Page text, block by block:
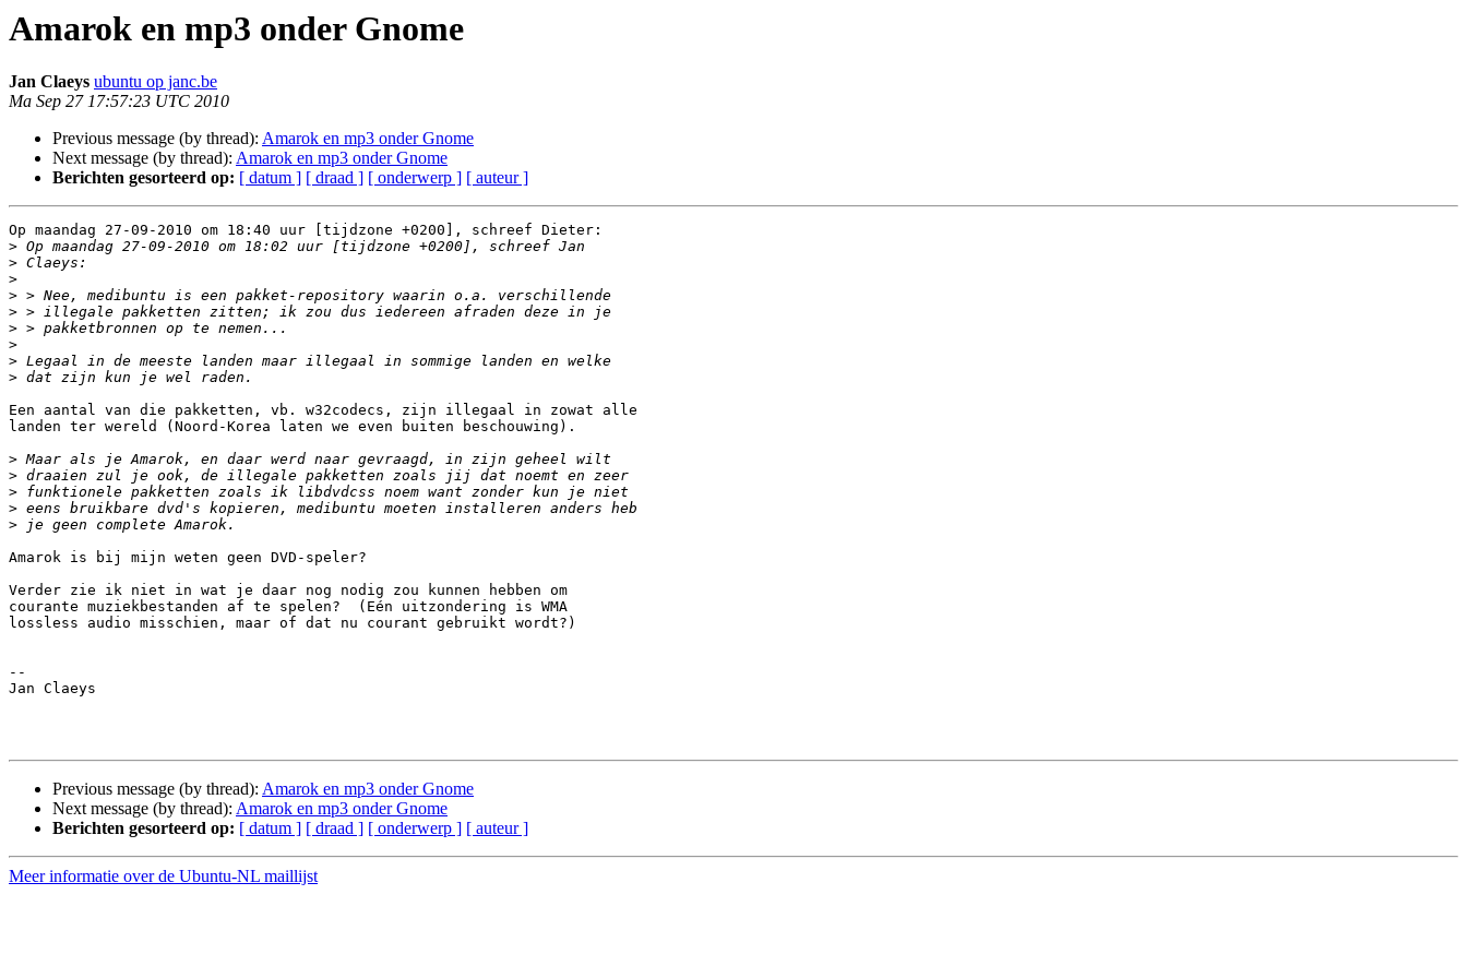
Amarok en mp3 onder Gnome
Jan Claeys ubuntu op janc.be
Ma Sep 27 17:57:23 UTC 2010
Previous message (by thread): Amarok en mp3 onder Gnome
Next message (by thread): Amarok en mp3 onder Gnome
Berichten gesorteerd op: [ datum ] [ draad ] [ onderwerp ] [ auteur ]
Op maandag 27-09-2010 om 18:40 uur [tijdzone +0200], schreef Dieter:
>
>
>
>
>
>
>
>
>
Een aantal van die pakketten, vb. w32codecs, zijn illegaal in zowat alle
landen ter wereld (Noord-Korea laten we even buiten beschouwing).
>
>
>
>
>
Amarok is bij mijn weten geen DVD-speler?
Verder zie ik niet in wat je daar nog nodig zou kunnen hebben om
courante muziekbestanden af te spelen?  (Eén uitzondering is WMA
lossless audio misschien, maar of dat nu courant gebruikt wordt?)
--
Jan Claeys
Previous message (by thread): Amarok en mp3 onder Gnome
Next message (by thread): Amarok en mp3 onder Gnome
Berichten gesorteerd op: [ datum ] [ draad ] [ onderwerp ] [ auteur ]
Meer informatie over de Ubuntu-NL maillijst